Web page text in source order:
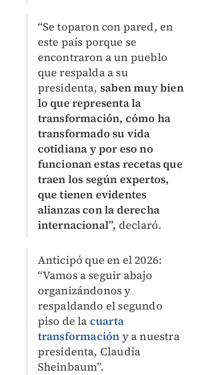
“Se toparon con pared, en
este país porque se
encontraron a un pueblo
que respalda a su
presidenta, saben muy bien
lo que representa la
transformación, cómo ha
transformado su vida
cotidiana y por eso no
funcionan estas recetas que
traen los según expertos,
que tienen evidentes
alianzas con la derecha
internacional”, declaró.
Anticipó que en el 2026:
“Vamos a seguir abajo
organizándonos y
respaldando el segundo
piso de la cuarta
transformación y a nuestra
presidenta, Claudia
Sheinbaum”.